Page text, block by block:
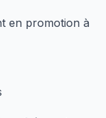
en promotion à